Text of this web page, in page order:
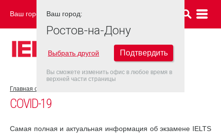
Ваш город: РОСТОВ-НА-ДОНУ
Главная страница
COVID-19
Самая полная и актуальная информация об экзамене IELTS
Ваш город:
Ростов-на-Дону
Выбрать другой Подтвердить
Вы сможете изменить офис в любое время в
верхней части страницы